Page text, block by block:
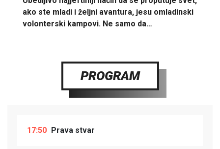
ako ste mladi i željni avantura, jesu omladinski
volonterski kampovi. Ne samo da…
PROGRAM
17:50 Prava stvar